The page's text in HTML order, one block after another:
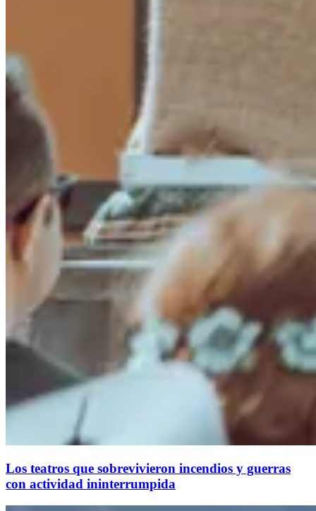
Los teatros que sobrevivieron incendios y guerras
con actividad ininterrumpida